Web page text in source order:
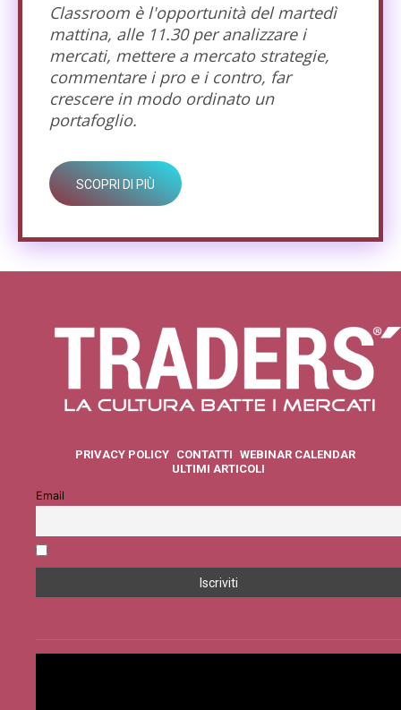
Classroom è l'opportunità del martedì
mattina, alle 11.30 per analizzare i
mercati, mettere a mercato strategie,
commentare i pro e i contro, far
crescere in modo ordinato un
portafoglio.
SCOPRI DI PIÙ
PRIVACY POLICY CONTATTI WEBINAR CALENDAR
ULTIMI ARTICOLI
Email